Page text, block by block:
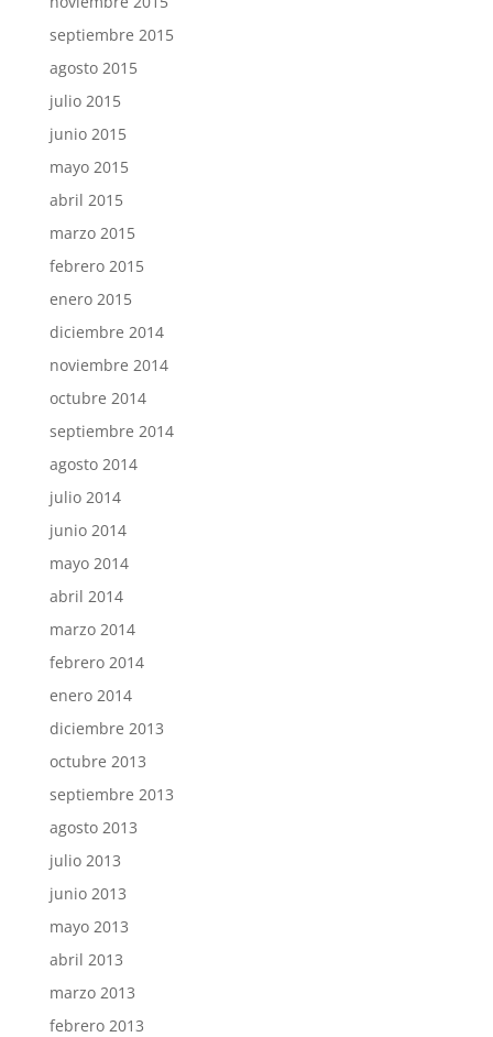
septiembre 2015
agosto 2015
julio 2015
junio 2015
mayo 2015
abril 2015
marzo 2015
febrero 2015
enero 2015
diciembre 2014
noviembre 2014
octubre 2014
septiembre 2014
agosto 2014
julio 2014
junio 2014
mayo 2014
abril 2014
marzo 2014
febrero 2014
enero 2014
diciembre 2013
octubre 2013
septiembre 2013
agosto 2013
julio 2013
junio 2013
mayo 2013
abril 2013
marzo 2013
febrero 2013